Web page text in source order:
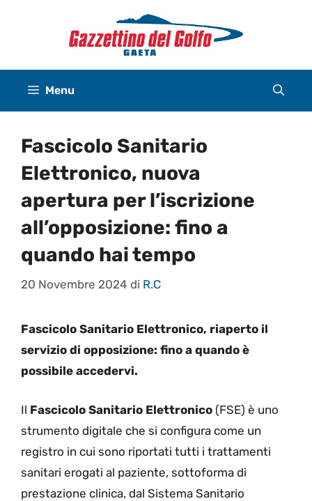
Menu
Fascicolo Sanitario
Elettronico, nuova
apertura per l’iscrizione
all’opposizione: fino a
quando hai tempo
20 Novembre 2024 di R.C
Fascicolo Sanitario Elettronico, riaperto il
servizio di opposizione: fino a quando è
possibile accedervi.
Il Fascicolo Sanitario Elettronico (FSE) è uno
strumento digitale che si configura come un
registro in cui sono riportati tutti i trattamenti
sanitari erogati al paziente, sottoforma di
prestazione clinica, dal Sistema Sanitario